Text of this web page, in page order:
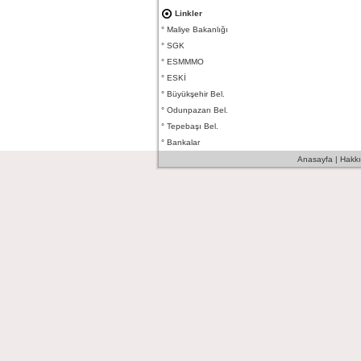
Linkler
° Maliye Bakanlığı
° SGK
° ESMMMO
° ESKİ
° Büyükşehir Bel.
° Odunpazarı Bel.
° Tepebaşı Bel.
° Bankalar
Anasayfa |